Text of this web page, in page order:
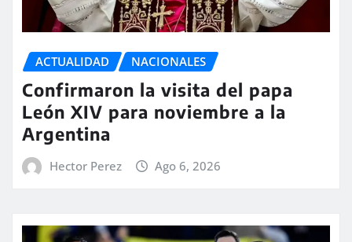
ACTUALIDAD NACIONALES
Confirmaron la visita del papa
León XIV para noviembre a la
Argentina
Hector Perez Ago 6, 2026